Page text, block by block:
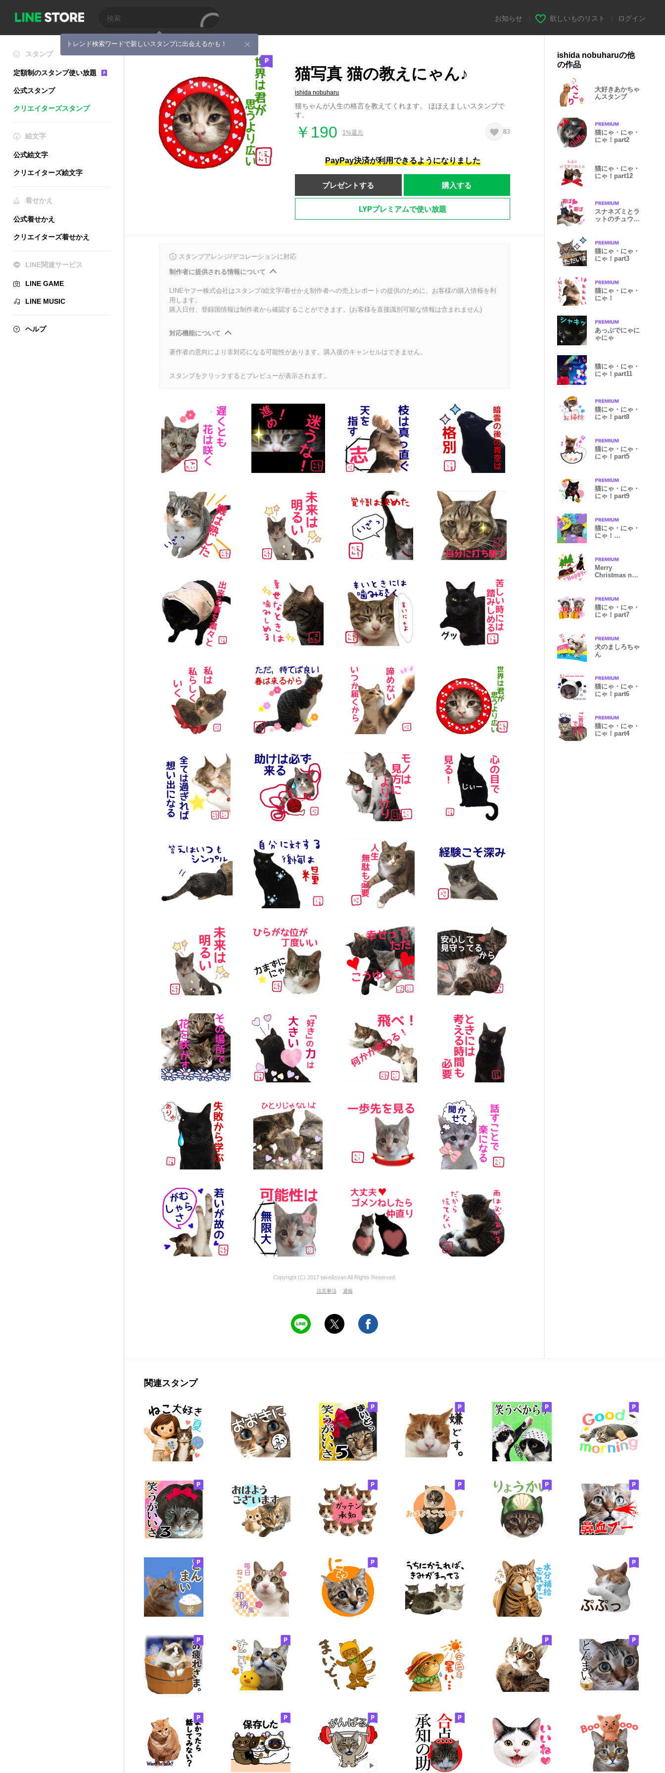
トレンド検索ワードで新しいスタンプに出会えるかも！
お知らせ 欲しいものリスト ログイン
スタンプ
定額制のスタンプ使い放題
公式スタンプ
クリエイターズスタンプ
絵文字
公式絵文字
クリエイターズ絵文字
着せかえ
公式着せかえ
クリエイターズ着せかえ
LINE関連サービス
LINE GAME
LINE MUSIC
ヘルプ
猫写真 猫の教えにゃん♪
ishida nobuharu
猫ちゃんが人生の格言を教えてくれます。 ほほえましいスタンプで
す。
￥190 1%還元 83
PayPay決済が利用できるようになりました
プレゼントする 購入する
LYPプレミアムで使い放題
スタンプアレンジ/デコレーションに対応
制作者に提供される情報について
LINEヤフー株式会社はスタンプ/絵文字/着せかえ制作者への売上レポートの提供のために、お客様の購入情報を利
用します。
購入日付、登録国情報は制作者から確認することができます。(お客様を直接識別可能な情報は含まれません)
対応機能について
著作者の意向により非対応になる可能性があります。購入後のキャンセルはできません。
スタンプをクリックするとプレビューが表示されます。
Copyright (C) 2017 take&syan All Rights Reserved.
注意事項 通報
ishida nobuharuの他
の作品
大好きあかちゃ
んスタンプ
猫にゃ・にゃ・
にゃ！part2
猫にゃ・にゃ・
にゃ！part12
スナネズミとラ
ットのチュウチ
猫にゃ・にゃ・
にゃ！part3
猫にゃ・にゃ・
にゃ！
あっぷでにゃに
ゃにゃ
猫にゃ・にゃ・
にゃ！part11
猫にゃ・にゃ・
にゃ！part8
猫にゃ・にゃ・
にゃ！part5
猫にゃ・にゃ・
にゃ！part9
猫にゃ・にゃ・
にゃ！
Merry
Christmas nya
猫にゃ・にゃ・
にゃ！part7
犬のましろちゃ
ん
猫にゃ・にゃ・
にゃ！part6
猫にゃ・にゃ・
にゃ！part4
関連スタンプ